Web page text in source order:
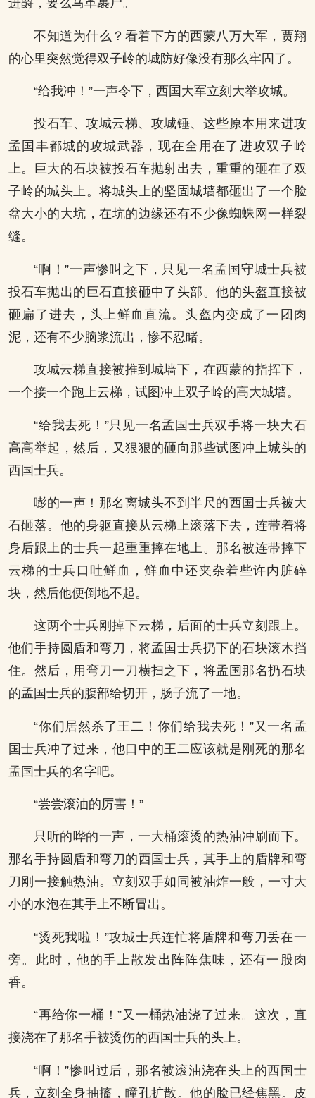
进爵，要么马革裹尸。
不知道为什么？看着下方的西蒙八万大军，贾翔
的心里突然觉得双子岭的城防好像没有那么牢固了。
“给我冲！”一声令下，西国大军立刻大举攻城。
投石车、攻城云梯、攻城锤、这些原本用来进攻
孟国丰都城的攻城武器，现在全用在了进攻双子岭
上。巨大的石块被投石车抛射出去，重重的砸在了双
子岭的城头上。将城头上的坚固城墙都砸出了一个脸
盆大小的大坑，在坑的边缘还有不少像蜘蛛网一样裂
缝。
“啊！”一声惨叫之下，只见一名孟国守城士兵被
投石车抛出的巨石直接砸中了头部。他的头盔直接被
砸扁了进去，头上鲜血直流。头盔内变成了一团肉
泥，还有不少脑浆流出，惨不忍睹。
攻城云梯直接被推到城墙下，在西蒙的指挥下，
一个接一个跑上云梯，试图冲上双子岭的高大城墙。
“给我去死！”只见一名孟国士兵双手将一块大石
高高举起，然后，又狠狠的砸向那些试图冲上城头的
西国士兵。
嘭的一声！那名离城头不到半尺的西国士兵被大
石砸落。他的身躯直接从云梯上滚落下去，连带着将
身后跟上的士兵一起重重摔在地上。那名被连带摔下
云梯的士兵口吐鲜血，鲜血中还夹杂着些许内脏碎
块，然后他便倒地不起。
这两个士兵刚掉下云梯，后面的士兵立刻跟上。
他们手持圆盾和弯刀，将孟国士兵扔下的石块滚木挡
住。然后，用弯刀一刀横扫之下，将孟国那名扔石块
的孟国士兵的腹部给切开，肠子流了一地。
“你们居然杀了王二！你们给我去死！”又一名孟
国士兵冲了过来，他口中的王二应该就是刚死的那名
孟国士兵的名字吧。
“尝尝滚油的厉害！”
只听的哗的一声，一大桶滚烫的热油冲刷而下。
那名手持圆盾和弯刀的西国士兵，其手上的盾牌和弯
刀刚一接触热油。立刻双手如同被油炸一般，一寸大
小的水泡在其手上不断冒出。
“烫死我啦！”攻城士兵连忙将盾牌和弯刀丢在一
旁。此时，他的手上散发出阵阵焦味，还有一股肉
香。
“再给你一桶！”又一桶热油浇了过来。这次，直
接浇在了那名手被烫伤的西国士兵的头上。
“啊！”惨叫过后，那名被滚油浇在头上的西国士
兵，立刻全身抽搐，瞳孔扩散。他的脸已经焦黑。皮